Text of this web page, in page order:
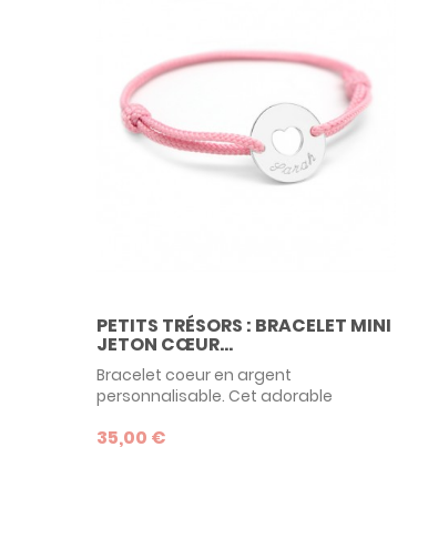
PETITS TRÉSORS : BRACELET MINI
JETON CŒUR...
Bracelet coeur en argent
personnalisable. Cet adorable
aussi bien porté par bébé à sa
35,00 €